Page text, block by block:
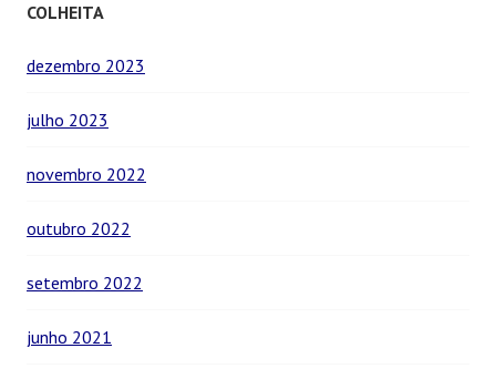
COLHEITA
dezembro 2023
julho 2023
novembro 2022
outubro 2022
setembro 2022
junho 2021